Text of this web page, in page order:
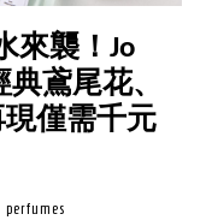
來襲！Jo
鳶尾花、
僅需千元
perfumes